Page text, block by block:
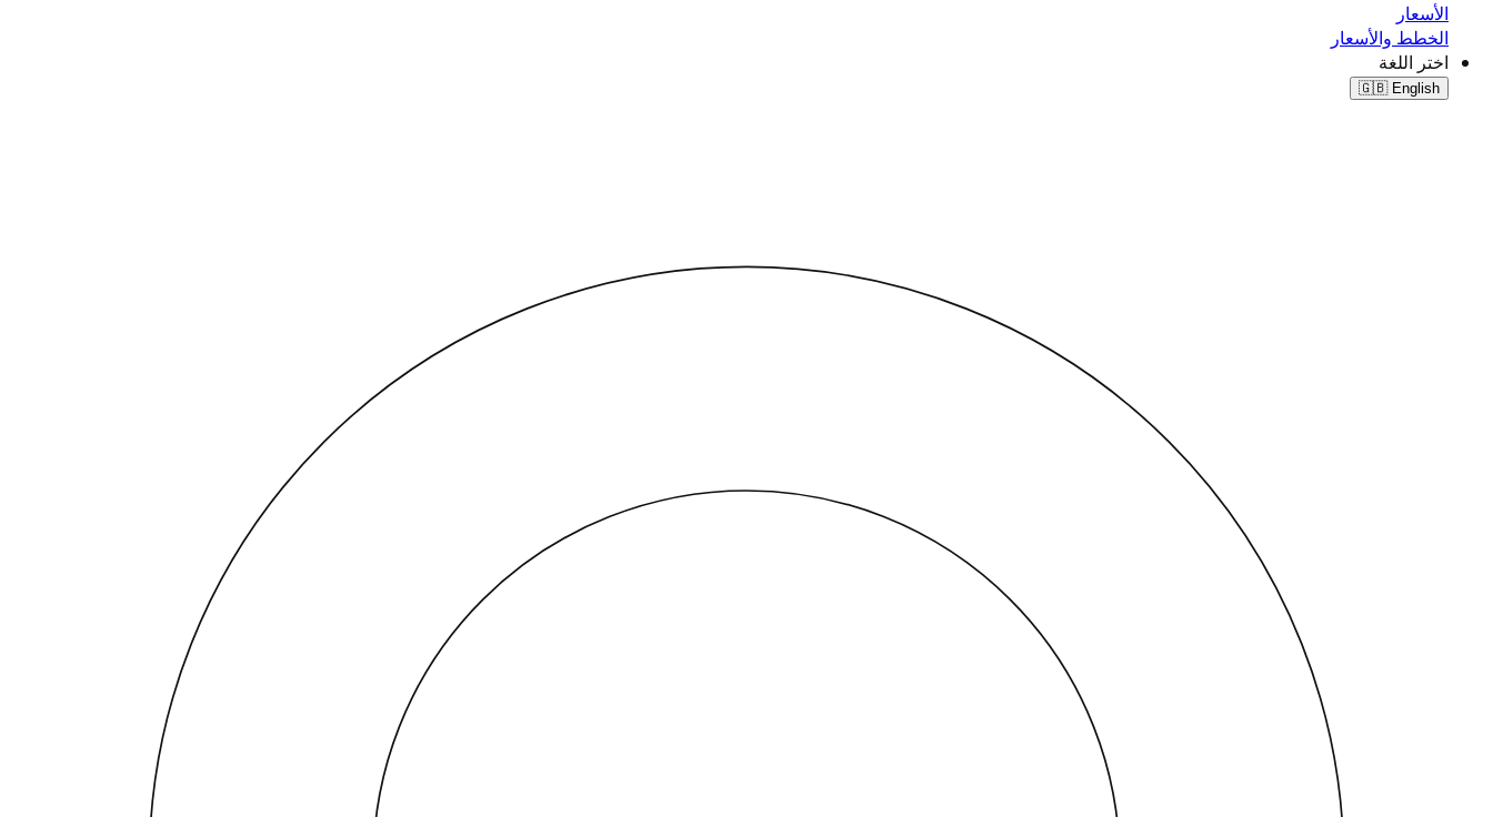
الأسعار
الخطط والأسعار
اختر اللغة
🇬🇧English